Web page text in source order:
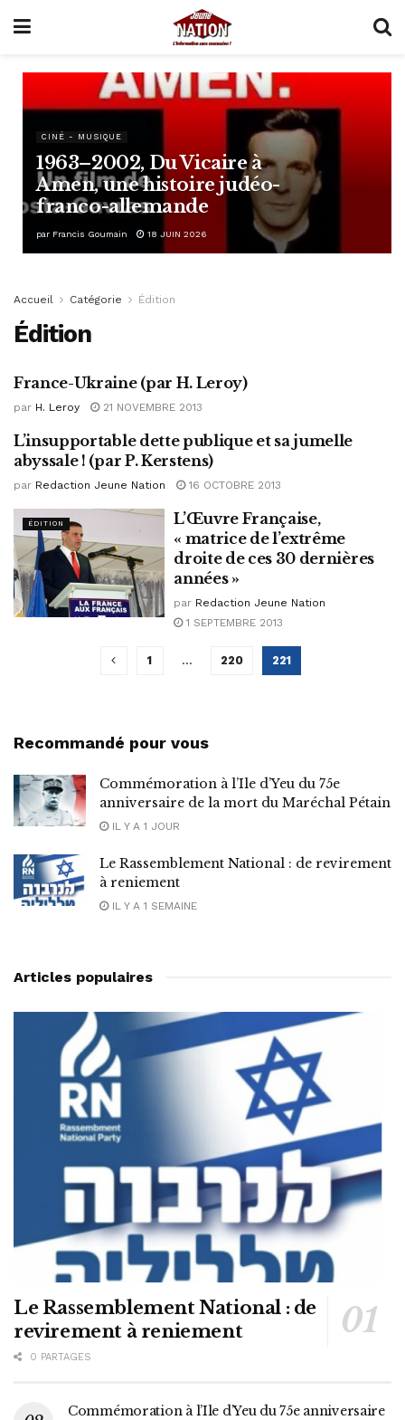
CINÉ - MUSIQUE
1963–2002, Du Vicaire à
Amen, une histoire judéo-
franco-allemande
par Francis Goumain 18 JUIN 2026
Accueil Catégorie Édition
Édition
ÉDITION
France-Ukraine (par H. Leroy)
par H. Leroy 21 NOVEMBRE 2013
ÉDITION
L’insupportable dette publique et sa jumelle
abyssale ! (par P. Kerstens)
par Redaction Jeune Nation 16 OCTOBRE 2013
ÉDITION
L’Œuvre Française,
« matrice de l’extrême
droite de ces 30 dernières
années »
par Redaction Jeune Nation
1 SEPTEMBRE 2013
1 … 220 221
Recommandé pour vous
Commémoration à l’Ile d’Yeu du 75e
anniversaire de la mort du Maréchal Pétain
IL Y A 1 JOUR
Le Rassemblement National : de revirement
à reniement
IL Y A 1 SEMAINE
Articles populaires
Le Rassemblement National : de
revirement à reniement
0 PARTAGES
Commémoration à l’Ile d’Yeu du 75e anniversaire